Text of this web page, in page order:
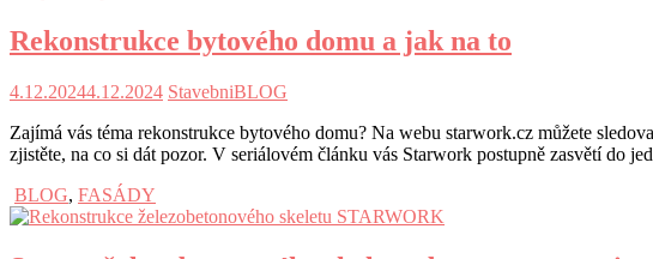
Rekonstrukce bytového domu a jak na to
4.12.20244.12.2024 StavebniBLOG
Zajímá vás téma rekonstrukce bytového domu? Na webu starwork.cz můžete
zjistěte, na co si dát pozor. V seriálovém článku vás Starwork postupně zasvětí
BLOG, FASÁDY